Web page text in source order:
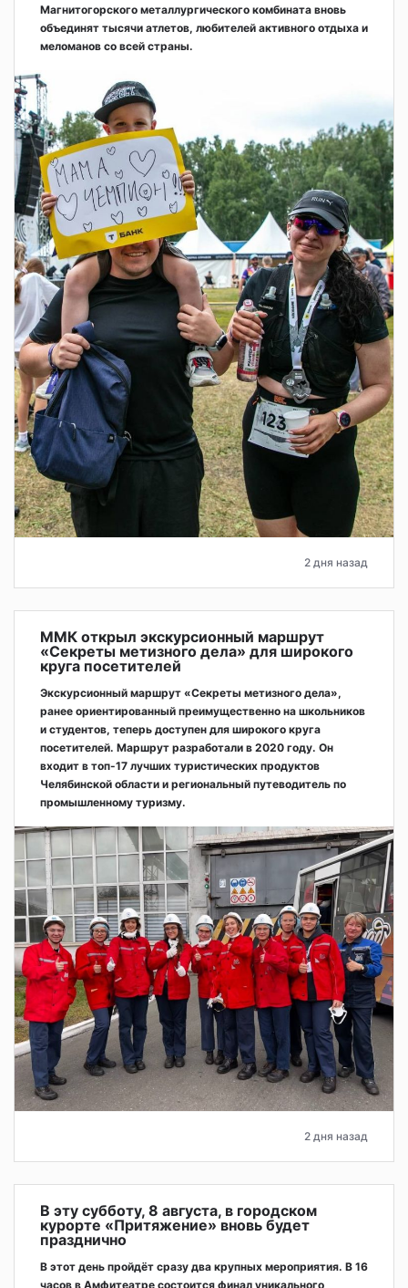
Магнитогорского металлургического комбината вновь
объединят тысячи атлетов, любителей активного отдыха и
меломанов со всей страны.
2 дня назад
ММК открыл экскурсионный маршрут
«Секреты метизного дела» для широкого
круга посетителей
Экскурсионный маршрут «Секреты метизного дела»,
ранее ориентированный преимущественно на школьников
и студентов, теперь доступен для широкого круга
посетителей. Маршрут разработали в 2020 году. Он
входит в топ-17 лучших туристических продуктов
Челябинской области и региональный путеводитель по
промышленному туризму.
2 дня назад
В эту субботу, 8 августа, в городском
курорте «Притяжение» вновь будет
празднично
В этот день пройдёт сразу два крупных мероприятия. В 16
часов в Амфитеатре состоится финал уникального